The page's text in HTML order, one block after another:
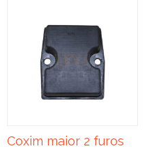
Coxim maior 2 furos